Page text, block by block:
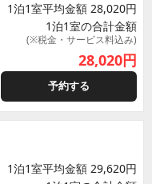
1泊1室平均金額 28,020円
1泊1室の合計金額
(※税金・サービス料込み)
28,020円
予約する
1泊1室平均金額 29,620円